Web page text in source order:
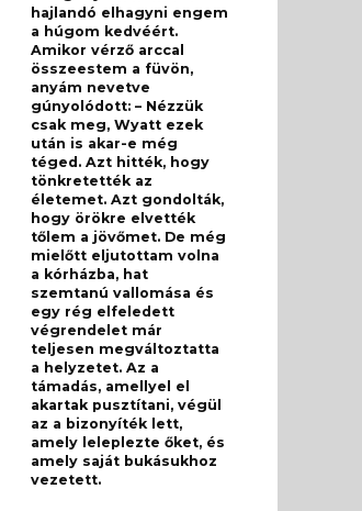
hajlandó elhagyni engem
a húgom kedvéért.
Amikor vérző arccal
összeestem a füvön,
anyám nevetve
gúnyolódott: – Nézzük
csak meg, Wyatt ezek
után is akar-e még
téged. Azt hitték, hogy
tönkretették az
életemet. Azt gondolták,
hogy örökre elvették
tőlem a jövőmet. De még
mielőtt eljutottam volna
a kórházba, hat
szemtanú vallomása és
egy rég elfeledett
végrendelet már
teljesen megváltoztatta
a helyzetet. Az a
támadás, amellyel el
akartak pusztítani, végül
az a bizonyíték lett,
amely leleplezte őket, és
amely saját bukásukhoz
vezetett.